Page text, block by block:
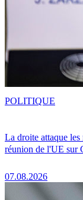
La droite attaque
réunion de l'UE sur
07.08.2026
POLITIQUE